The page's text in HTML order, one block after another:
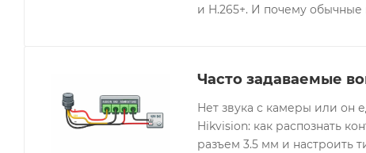
и H.265+. И почему обычные
Часто задаваемые
Нет звука с камеры или он
Hikvision: как распознать
разъем 3.5 мм и настроить